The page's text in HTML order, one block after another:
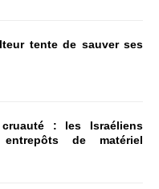
tente de sauver ses
: les Israéliens
de matériel